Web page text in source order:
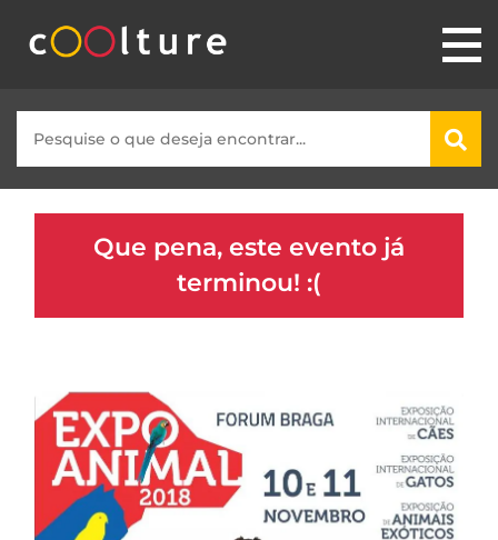
Que pena, este evento já
terminou! :(